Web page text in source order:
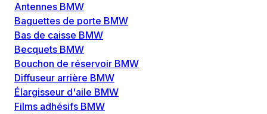
Antennes BMW
Baguettes de porte BMW
Bas de caisse BMW
Becquets BMW
Bouchon de réservoir BMW
Diffuseur arrière BMW
Élargisseur d'aile BMW
Films adhésifs BMW